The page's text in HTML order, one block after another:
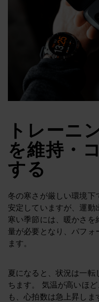
トレーニ
を維持・
する
冬の寒さが厳しい環境下
安定していますが、運動
寒い季節には、暖かさ
量が必要となり、パフォ
ます。
夏になると、状況は一
ちます。 気温が高いほ
も、心拍数は急上昇し